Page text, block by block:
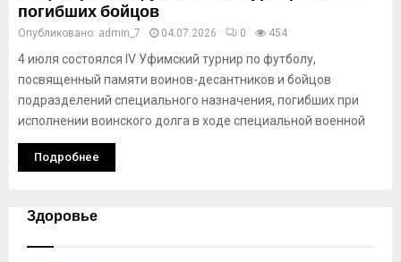
погибших бойцов
Опубликовано: admin_7 04.07.2026 0 454
4 июля состоялся IV Уфимский турнир по футболу,
посвященный памяти воинов-десантников и бойцов
подразделений специального назначения, погибших при
исполнении воинского долга в ходе специальной военной
Подробнее
Здоровье